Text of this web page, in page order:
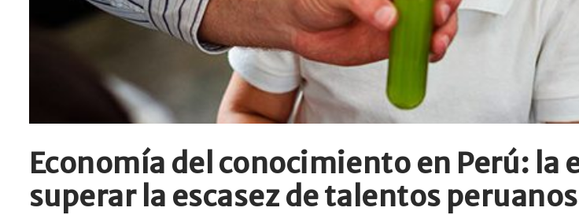
Economía del conocimiento en Perú: la
superar la escasez de talentos peruanos